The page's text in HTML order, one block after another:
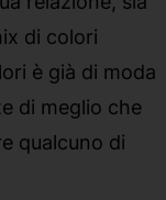
di colori
è già di moda
di meglio che
qualcuno di